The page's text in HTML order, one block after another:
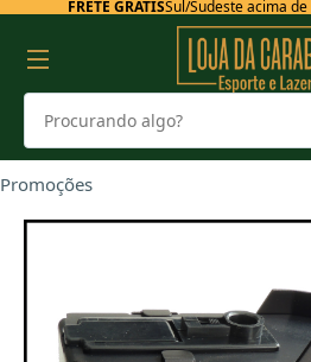
FRETE GRÁTISSul/Sudeste acima de
Promoções